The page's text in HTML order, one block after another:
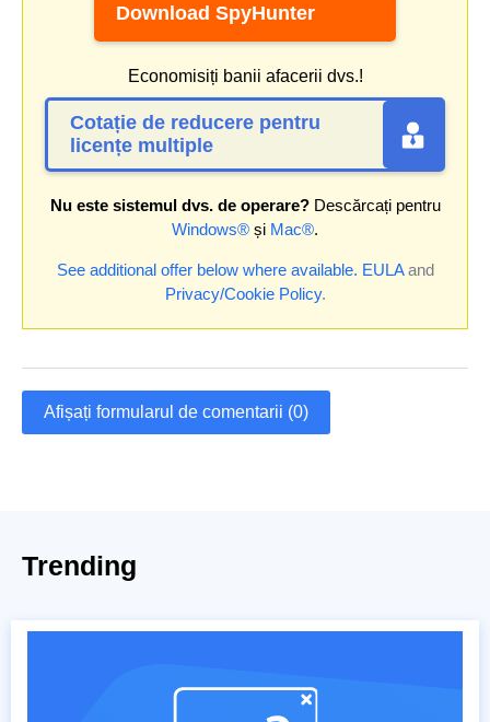
Download SpyHunter
Economisiți banii afacerii dvs.!
Cotație de reducere pentru
licențe multiple
Nu este sistemul dvs. de operare?Descărcați pentru
Windows® și Mac®.
See additional offer below where available. EULAand
Privacy/Cookie Policy.
Afișați formularul de comentarii (0)
Trending